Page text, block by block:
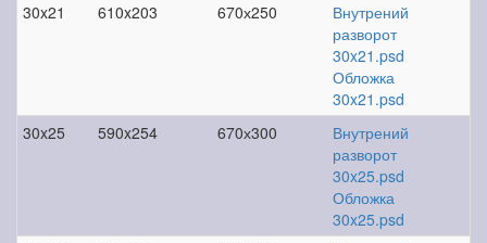
30x21
610x203 670х250
Внутрений
разворот
30x21.psd
Обложка
30x21.psd
30x25
590x254 670х300
Внутрений
разворот
30x25.psd
Обложка
30x25.psd